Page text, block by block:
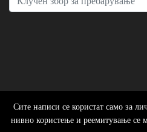
Сите написи се користат само за
нивно користење и реемитување се